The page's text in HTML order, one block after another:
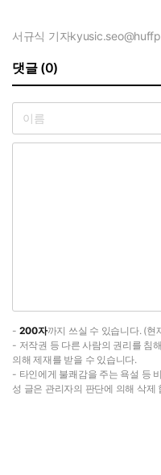
서규식 기자
댓글 (0)
- 200자까지 쓰실 수 있습니다. (현
- 저작권 등 다른 사람의 권리를 침
의해 제재를 받을 수 있습니다.
- 타인에게 불쾌감을 주는 욕설 등
성 글은 관리자의 판단에 의해 삭제